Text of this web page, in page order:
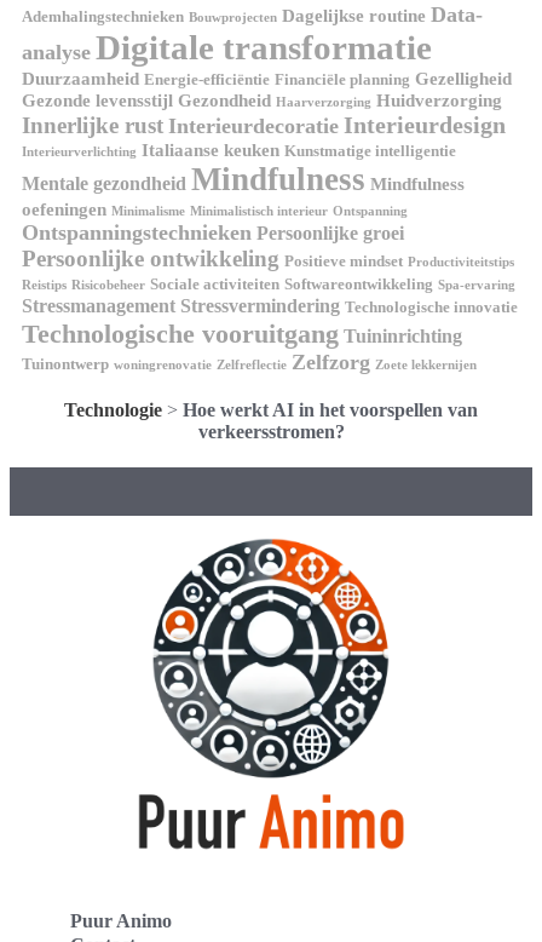
Ademhalingstechnieken Bouwprojecten Dagelijkse routine Data-
analyse Digitale transformatie
Duurzaamheid Energie-efficiëntie Financiële planning Gezelligheid
Gezonde levensstijl Gezondheid Haarverzorging Huidverzorging
Innerlijke rust Interieurdecoratie Interieurdesign
Interieurverlichting Italiaanse keuken Kunstmatige intelligentie
Mentale gezondheid Mindfulness Mindfulness
oefeningen Minimalisme Minimalistisch interieur Ontspanning
Ontspanningstechnieken Persoonlijke groei
Persoonlijke ontwikkeling Positieve mindset Productiviteitstips
Reistips Risicobeheer Sociale activiteiten Softwareontwikkeling Spa-ervaring
Stressmanagement Stressvermindering Technologische innovatie
Technologische vooruitgang Tuininrichting
Tuinontwerp woningrenovatie Zelfreflectie Zelfzorg Zoete lekkernijen
Technologie > Hoe werkt AI in het voorspellen van
verkeersstromen?
Puur Animo